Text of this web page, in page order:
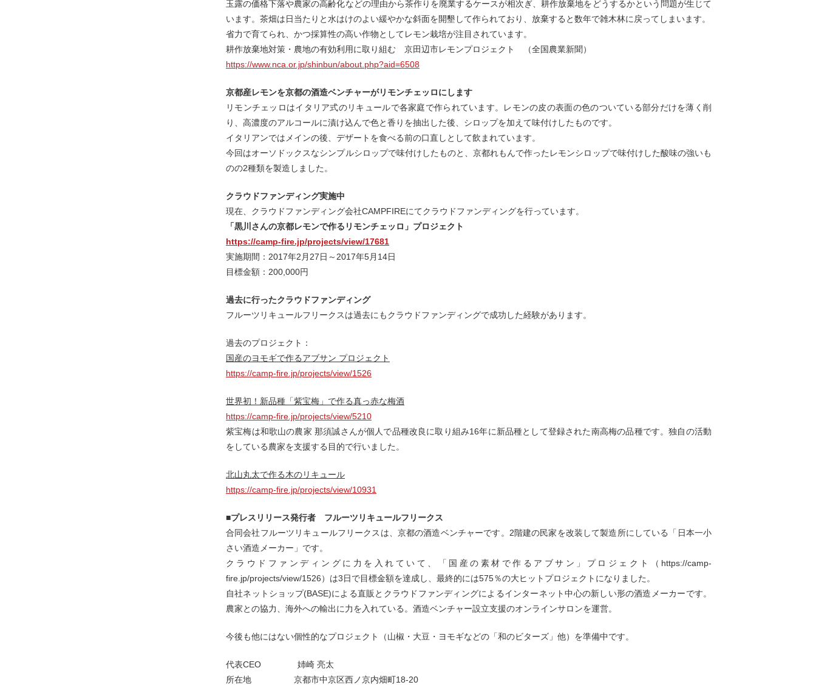
玉露の価格下落や農家の高齢化などの理由から茶作りを廃業するケースが相次ぎ、耕作放棄地をどうするかという問題が生じて
います。茶畑は日当たりと水はけのよい緩やかな斜面を開墾して作られており、放棄すると数年で雑木林に戻ってしまいます。
省力で育てられ、かつ採算性の高い作物としてレモン栽培が注目されています。
耕作放棄地対策・農地の有効利用に取り組む 京田辺市レモンプロジェクト （全国農業新聞）
https://www.nca.or.jp/shinbun/about.php?aid=6508
京都産レモンを京都の酒造ベンチャーがリモンチェッロにします
リモンチェッロはイタリア式のリキュールで各家庭で作られています。レモンの皮の表面の色のついている部分だけを薄く削
り、高濃度のアルコールに漬け込んで色と香りを抽出した後、シロップを加えて味付けしたものです。
イタリアンではメインの後、デザートを食べる前の口直しとして飲まれています。
今回はオーソドックスなシンプルシロップで味付けしたものと、京都れもんで作ったレモンシロップで味付けした酸味の強いも
のの2種類を製造しました。
クラウドファンディング実施中
現在、クラウドファンディング会社CAMPFIREにてクラウドファンディングを行っています。
「黒川さんの京都レモンで作るリモンチェッロ」プロジェクト
https://camp-fire.jp/projects/view/17681
実施期間：2017年2月27日～2017年5月14日
目標金額：200,000円
過去に行ったクラウドファンディング
フルーツリキュールフリークスは過去にもクラウドファンディングで成功した経験があります。
過去のプロジェクト：
国産のヨモギで作るアブサン プロジェクト
https://camp-fire.jp/projects/view/1526
世界初！新品種「紫宝梅」で作る真っ赤な梅酒
https://camp-fire.jp/projects/view/5210
紫宝梅は和歌山の農家 那須誠さんが個人で品種改良に取り組み16年に新品種として登録された南高梅の品種です。独自の活動
をしている農家を支援する目的で行いました。
北山丸太で作る木のリキュール
https://camp-fire.jp/projects/view/10931
■プレスリリース発行者 フルーツリキュールフリークス
合同会社フルーツリキュールフリークスは、京都の酒造ベンチャーです。2階建の民家を改装して製造所にしている「日本一小
さい酒造メーカー」です。
クラウドファンディングに力を入れていて、「国産の素材で作るアブサン」プロジェクト（https://camp-
fire.jp/projects/view/1526）は3日で目標金額を達成し、最終的には575％の大ヒットプロジェクトになりました。
自社ネットショップ(BASE)による直販とクラウドファンディングによるインターネット中心の新しい形の酒造メーカーです。
農家との協力、海外への輸出に力を入れている。酒造ベンチャー設立支援のオンラインサロンを運営。
今後も他にはない個性的なプロジェクト（山椒・大豆・ヨモギなどの「和のビターズ」他）を準備中です。
代表CEO 姉崎 亮太
所在地 京都市中京区西ノ京内畑町18-20